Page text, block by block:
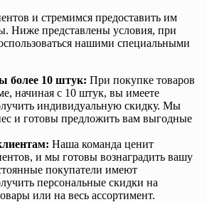
и стремимся предоставить им
Ниже представлены условия, при
нашими специальными
более 10 штук: При покупке товаров
начиная с 10 штук, вы имеете
индивидуальную скидку. Мы
и готовы предложить вам выгодные
Наша команда ценит
и мы готовы вознаградить вашу
покупатели имеют
персональные скидки на
или на весь ассортимент.